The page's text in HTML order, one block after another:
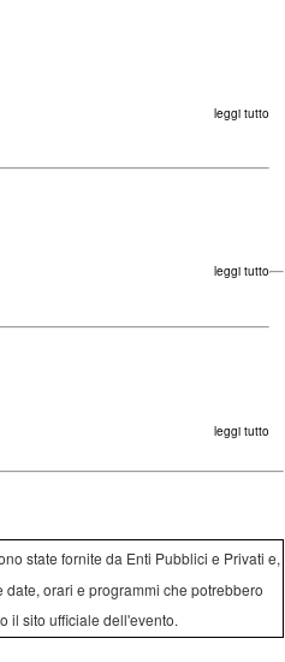
leggi tutto
leggi tutto
leggi tutto
state fornite da Enti Pubblici e Privati e,
orari e programmi che potrebbero
il sito ufficiale dell'evento.